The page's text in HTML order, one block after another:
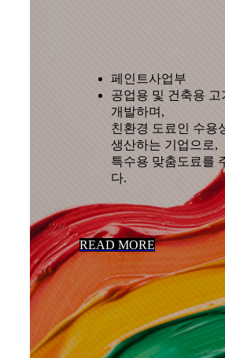
페인트사업부
공업용 및 건축용
개발하며,
친환경 도료인 수용
생산하는 기업으로,
특수용 맞춤도료를
다.
READ MORE